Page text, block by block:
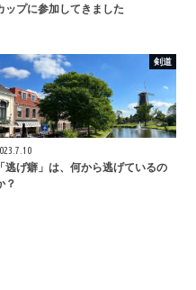
ップに参加してきました
剣道
「逃げ癖」は、何から逃げているの
？